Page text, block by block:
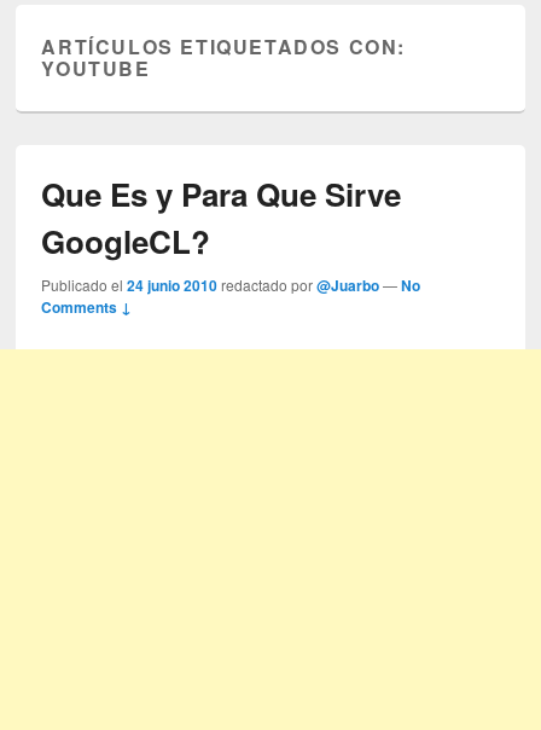
ARTÍCULOS ETIQUETADOS CON:
YOUTUBE
Que Es y Para Que Sirve
GoogleCL?
Publicado el24 junio 2010 redactado por@Juarbo —No
Comments ↓